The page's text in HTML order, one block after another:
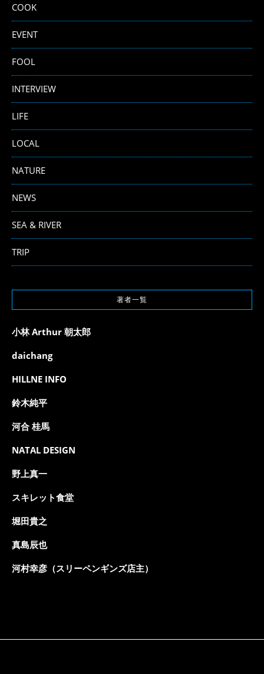
COOK
EVENT
FOOL
INTERVIEW
LIFE
LOCAL
NATURE
NEWS
SEA & RIVER
TRIP
著者一覧
小林 Arthur 朝太郎
daichang
HILLNE INFO
鈴木純平
河合 桂馬
NATAL DESIGN
野上真一
スキレット食堂
堀田貴之
真島辰也
河村幸彦（スリーペンギンズ店主）